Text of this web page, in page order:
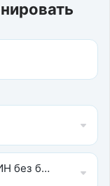
без балкона ( 36